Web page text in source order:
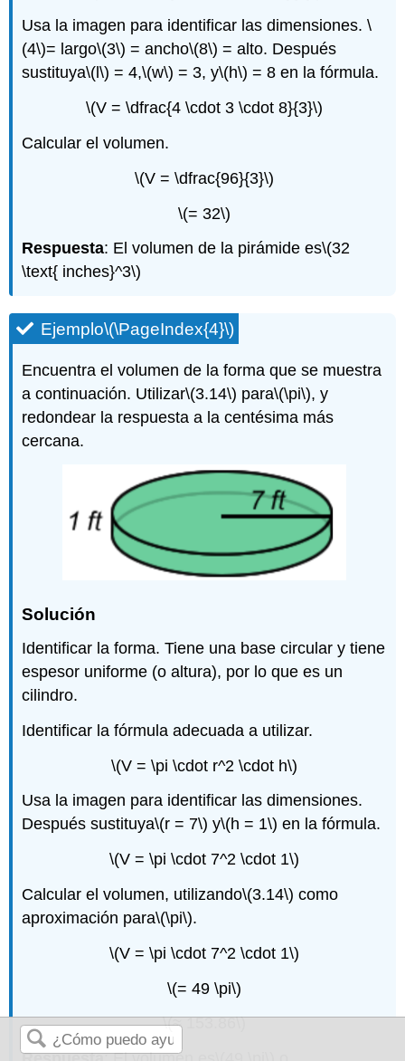
Usa la imagen para identificar las dimensiones.\
(4\)= largo\(3\) = ancho\(8\) = alto. Después
sustituya\(l\) = 4,\(w\) = 3, y\(h\) = 8 en la fórmula.
\(V = \dfrac{4 \cdot 3 \cdot 8}{3}\)
Calcular el volumen.
\(V = \dfrac{96}{3}\)
\(= 32\)
Respuesta: El volumen de la pirámide es\(32
\text{ inches}^3\)
Ejemplo\(\PageIndex{4}\)
Encuentra el volumen de la forma que se muestra
a continuación. Utilizar\(3.14\) para\(\pi\), y
redondear la respuesta a la centésima más
cercana.
Solución
Identificar la forma. Tiene una base circular y tiene
espesor uniforme (o altura), por lo que es un
cilindro.
Identificar la fórmula adecuada a utilizar.
\(V = \pi \cdot r^2 \cdot h\)
Usa la imagen para identificar las dimensiones.
Después sustituya\(r = 7\) y\(h = 1\) en la fórmula.
\(V = \pi \cdot 7^2 \cdot 1\)
Calcular el volumen, utilizando\(3.14\) como
aproximación para\(\pi\).
\(V = \pi \cdot 7^2 \cdot 1\)
\(= 49 \pi\)
\(≈ 153.86\)